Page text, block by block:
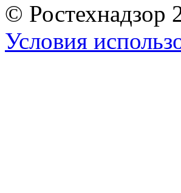
© Ростехнадзор
Условия